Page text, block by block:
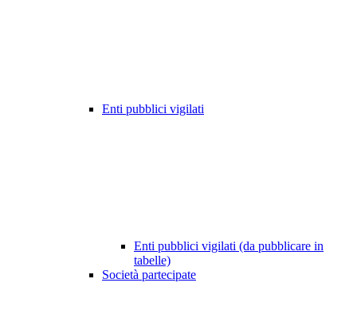
Enti pubblici vigilati
Enti pubblici vigilati (da pubblicare in
tabelle)
Società partecipate